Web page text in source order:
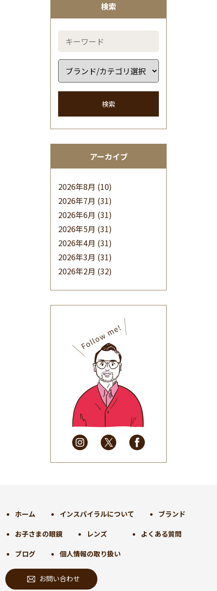
検索
検索
アーカイブ
2026年8月 (10)
2026年7月 (31)
2026年6月 (31)
2026年5月 (31)
2026年4月 (31)
2026年3月 (31)
2026年2月 (32)
(32)
2025年9月(30)
2025年8月(31)
2025年7月(37)
2025年6月(48)
2025年5月
(41)
2025年4月
(32)
2025年3月(31)
2025年2月
(28)
2025年1月
(34)
2024年9月(30)
2024年7月(31)
2024年6月(30)
2024年5月
2024年4月 (32)
ホーム インスパイラルについて ブランド
お子さまの眼鏡 レンズ よくある質問
ブログ 個人情報の取り扱い
お問い合わせ